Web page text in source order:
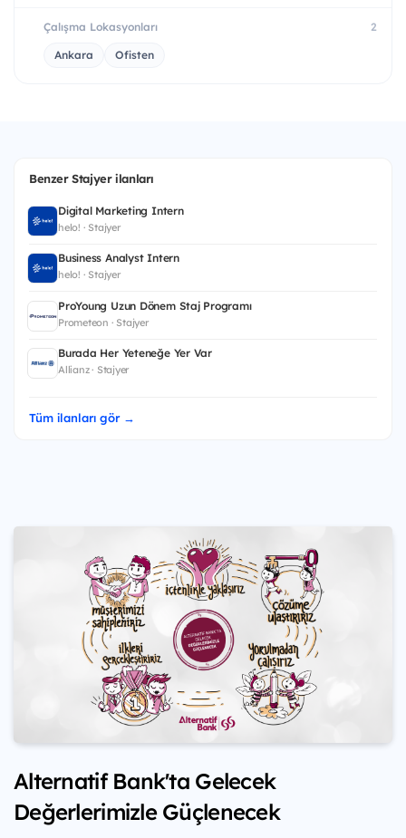
Çalışma Lokasyonları 2
Ankara Ofisten
Benzer Stajyer ilanları
Digital Marketing Intern
helo! · Stajyer
Business Analyst Intern
helo! · Stajyer
ProYoung Uzun Dönem Staj Programı
Prometeon · Stajyer
Burada Her Yeteneğe Yer Var
Allianz · Stajyer
Tüm ilanları gör →
Alternatif Bank'ta Gelecek
Değerlerimizle Güçlenecek